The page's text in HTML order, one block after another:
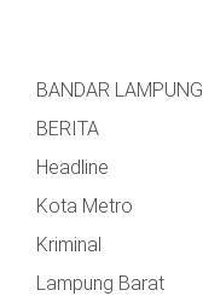
BANDAR LAMPUNG
BERITA
Headline
Kota Metro
Kriminal
Lampung Barat